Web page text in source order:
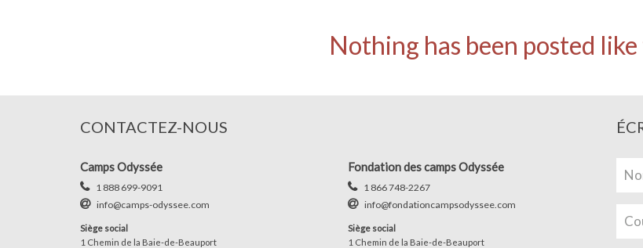
Nothing has been posted
CONTACTEZ-NOUS
Camps Odyssée
1 888 699-9091
info@camps-odyssee.com
Siège social
1 Chemin de la Baie-de-Beauport
Fondation des camps Odyssée
1 866 748-2267
info@fondationcampsodyssee.com
Siège social
1 Chemin de la Baie-de-Beauport